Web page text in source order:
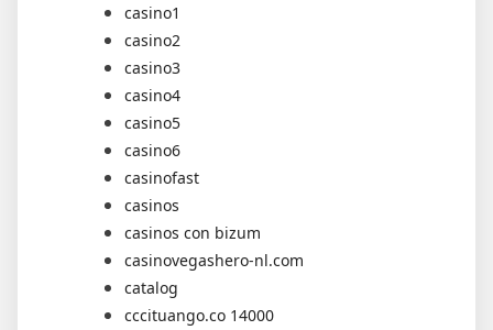
casino1
casino2
casino3
casino4
casino5
casino6
casinofast
casinos
casinos con bizum
casinovegashero-nl.com
catalog
cccituango.co 14000